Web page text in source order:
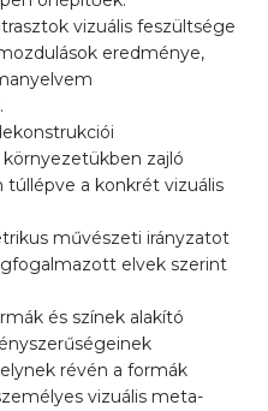
vizuális feszültsége
eredménye,
zajló
a konkrét vizuális
művészeti irányzatot
elvek szerint
és színek alakító
révén a formák
vizuális meta-